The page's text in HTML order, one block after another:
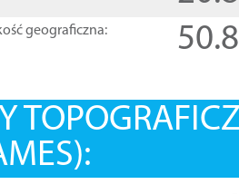
geograficzna: